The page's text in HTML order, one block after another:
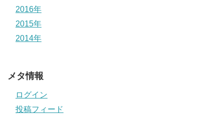
2016年
2015年
2014年
メタ情報
ログイン
投稿フィード